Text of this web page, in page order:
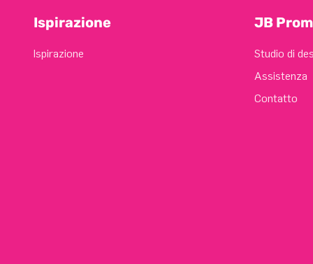
Ispirazione
Ispirazione
JB
Studio di
Assistenza
Contatto